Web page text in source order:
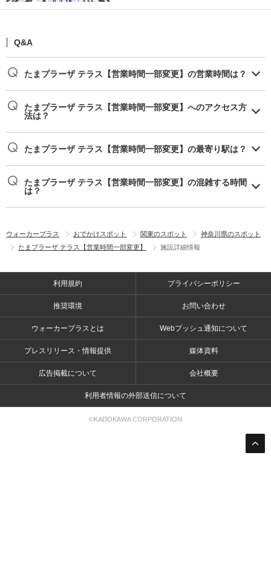
Q&A
たまプラーザ テラス【営業時間一部変更】の営業時間は？
たまプラーザ テラス【営業時間一部変更】へのアクセス方
法は？
たまプラーザ テラス【営業時間一部変更】の最寄り駅は？
たまプラーザ テラス【営業時間一部変更】の混雑する時間
は？
ウォーカープラス おでかけスポット 関東のスポット
神奈川県のスポット
たまプラーザ テラス【営業時間一部変更】
施設詳細情報
利用規約 プライバシーポリシー
推奨環境 お問い合わせ
ウォーカープラスとは Webプッシュ通知について
プレスリリース・情報提供 媒体資料
広告掲載について 会社概要
利用者情報の外部送信について
©KADOKAWA CORPORATION